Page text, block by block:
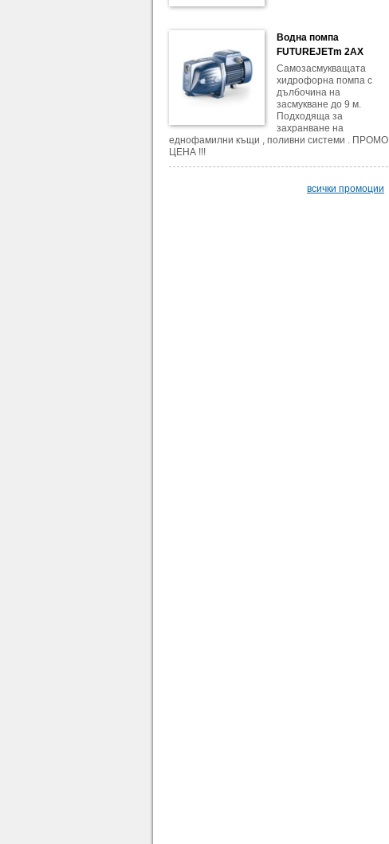
Водна помпа
FUTUREJETm 2AX
Самозасмукващата
хидрофорна помпа с
дълбочина на
засмукване до 9 м.
Подходяща за
захранване на
еднофамилни къщи , поливни системи . ПРОМО
ЦЕНА !!!
всички промоции